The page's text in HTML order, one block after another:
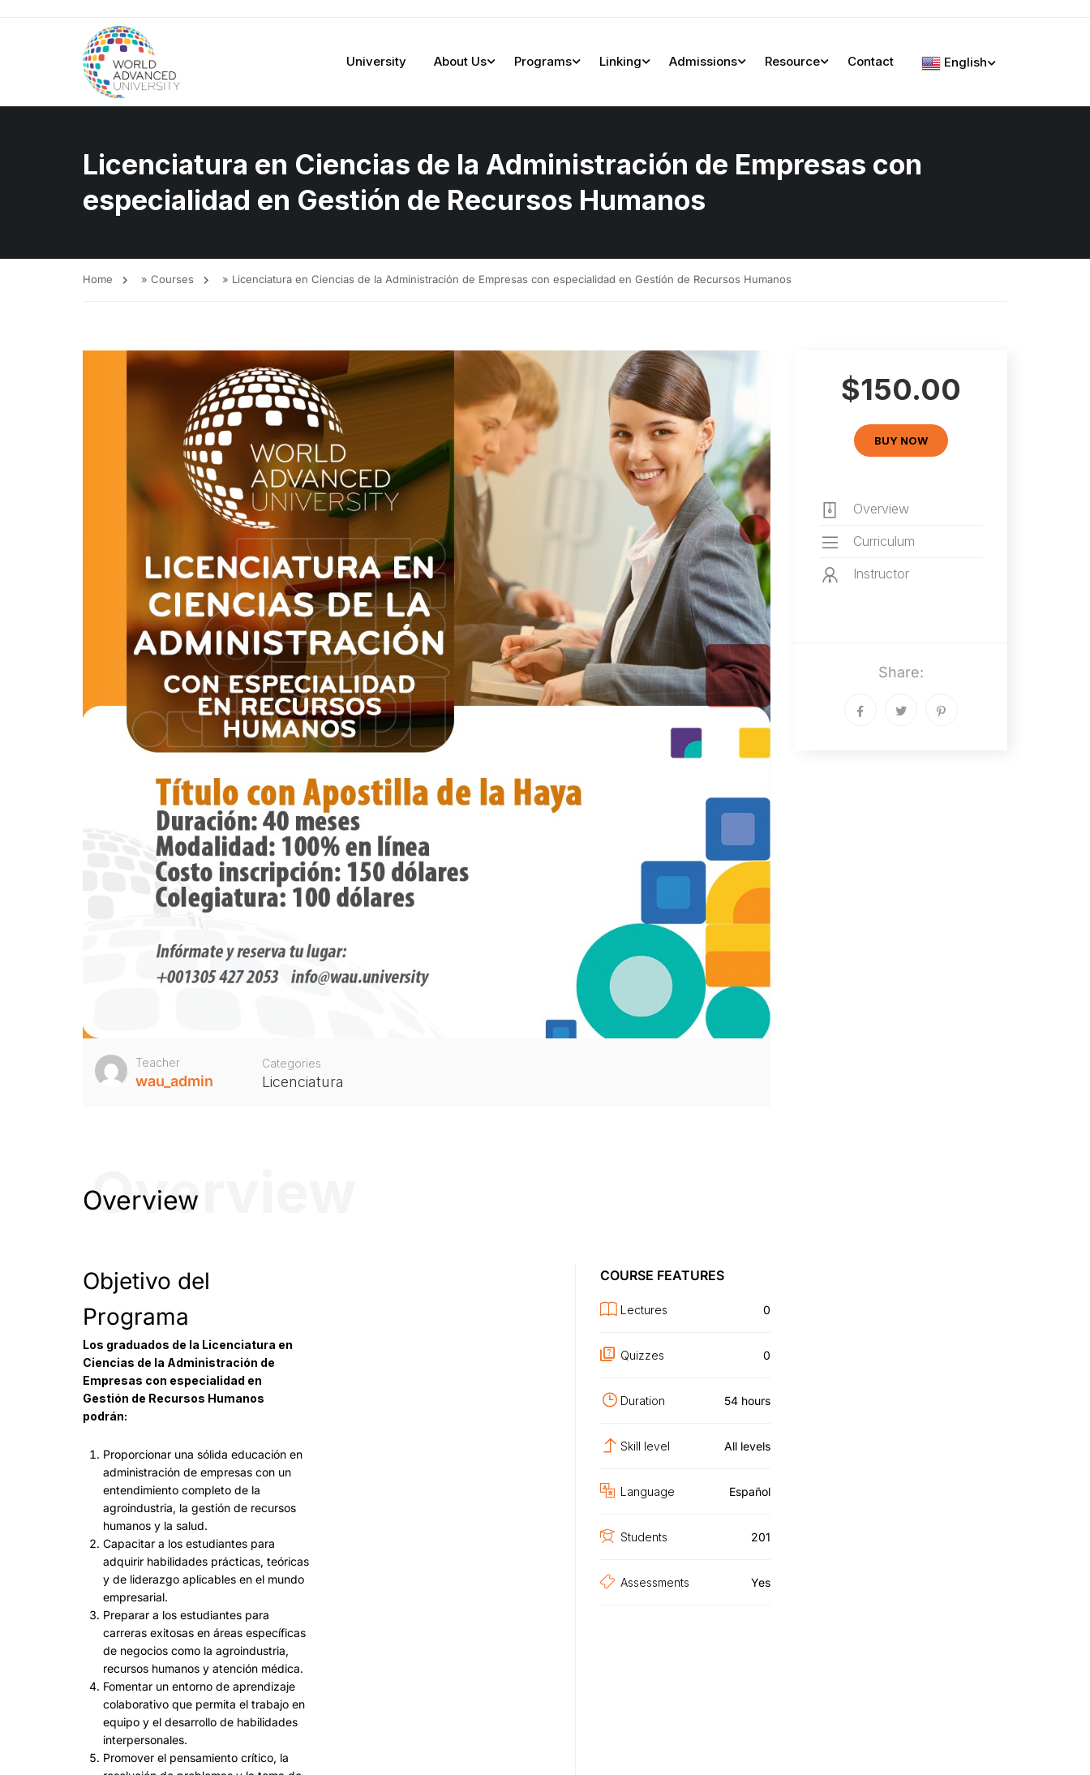
University About Us Programs Linking Admissions Resource Contact English
Licenciatura en Ciencias de la Administración de Empresas con
especialidad en Gestión de Recursos Humanos
Home » Courses » Licenciatura en Ciencias de la Administración de Empresas con especialidad en Gestión de Recursos Humanos
Teacher
wau_admin
Categories
Licenciatura
Overview
Overview
Objetivo del
Programa
Los graduados de la Licenciatura en
Ciencias de la Administración de
Empresas con especialidad en
Gestión de Recursos Humanos
podrán:
Proporcionar una sólida educación en
administración de empresas con un
entendimiento completo de la
agroindustria, la gestión de recursos
humanos y la salud.
Capacitar a los estudiantes para
adquirir habilidades prácticas, teóricas
y de liderazgo aplicables en el mundo
empresarial.
Preparar a los estudiantes para
carreras exitosas en áreas específicas
de negocios como la agroindustria,
recursos humanos y atención médica.
Fomentar un entorno de aprendizaje
colaborativo que permita el trabajo en
equipo y el desarrollo de habilidades
interpersonales.
Promover el pensamiento crítico, la
COURSE FEATURES
Lectures 0
Quizzes 0
Duration 54 hours
Skill level All levels
Language Español
Students 201
Assessments Yes
$150.00
BUY NOW
Overview
Curriculum
Instructor
Share: